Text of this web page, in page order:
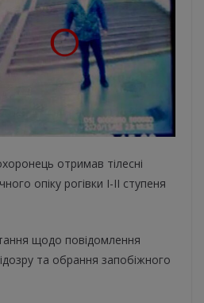
отримав тілесні
опіку рогівки І-ІІ ступеня
щодо повідомлення
та обрання запобіжного